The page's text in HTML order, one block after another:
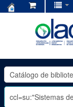
OLADE
-